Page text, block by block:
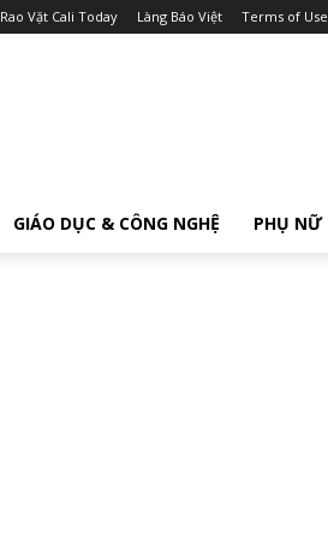
Rao Vặt Cali Today Làng Báo Việt Terms of Use
GIÁO DỤC & CÔNG NGHỆ PHỤ NỮ